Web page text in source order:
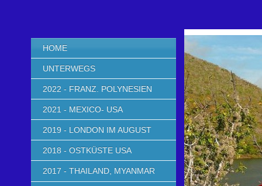
HOME
UNTERWEGS
2022 - FRANZ. POLYNESIEN
2021 - MEXICO- USA
2019 - LONDON IM AUGUST
2018 - OSTKÜSTE USA
2017 - THAILAND, MYANMAR